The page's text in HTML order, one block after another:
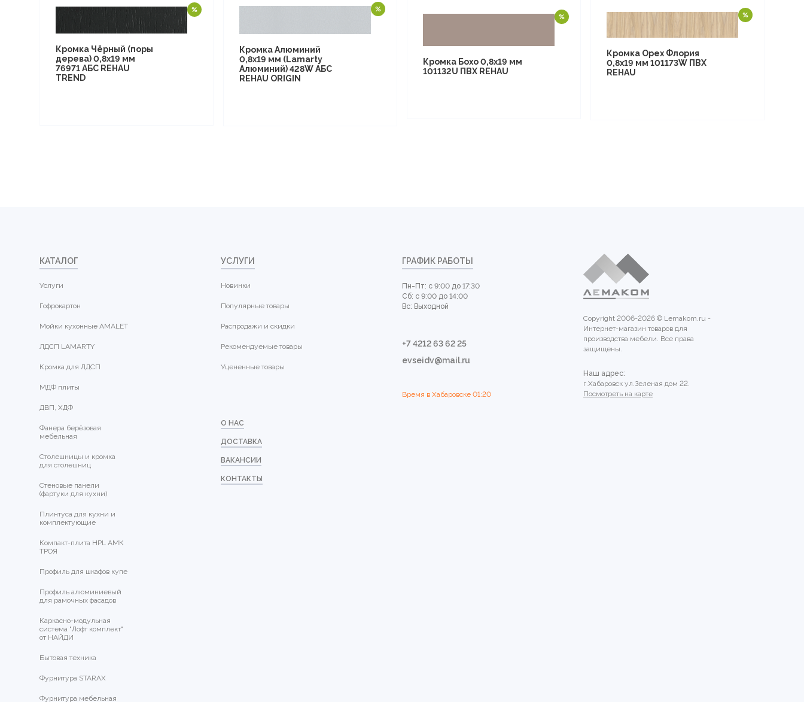
Кромка Чёрный (поры
дерева) 0,8х19 мм
76971 АБС REHAU
TREND
Кромка Алюминий
0,8х19 мм (Lamarty
Алюминий) 428W АБС
REHAU ORIGIN
Кромка Бохо 0,8х19 мм
101132U ПВХ REHAU
Кромка Орех Флория
0,8х19 мм 101173W ПВХ
REHAU
КАТАЛОГ
Услуги
Гофрокартон
Мойки кухонные AMALET
ЛДСП LAMARTY
Кромка для ЛДСП
МДФ плиты
ДВП, ХДФ
Фанера берёзовая
мебельная
Столешницы и кромка
для столешниц
Стеновые панели
(фартуки для кухни)
Плинтуса для кухни и
комплектующие
Компакт-плита HPL АМК
ТРОЯ
Профиль для шкафов купе
Профиль алюминиевый
для рамочных фасадов
Каркасно-модульная
система "Лофт комплект"
от НАЙДИ
Бытовая техника
Фурнитура STARAX
Фурнитура мебельная
УСЛУГИ
Новинки
Популярные товары
Распродажи и скидки
Рекомендуемые товары
Уцененные товары
О НАС
ДОСТАВКА
ВАКАНСИИ
КОНТАКТЫ
ГРАФИК РАБОТЫ
Пн-Пт: с 9:00 до 17:30
Сб: с 9:00 до 14:00
Вс: Выходной
+7 4212 63 62 25
evseidv@mail.ru
Время в Хабаровске 01:20
Copyright 2006-2026 © Lemakom.ru -
Интернет-магазин товаров для
производства мебели. Все права
защищены.
Наш адрес:
г.Хабаровск ул.Зеленая дом 22.
Посмотреть на карте